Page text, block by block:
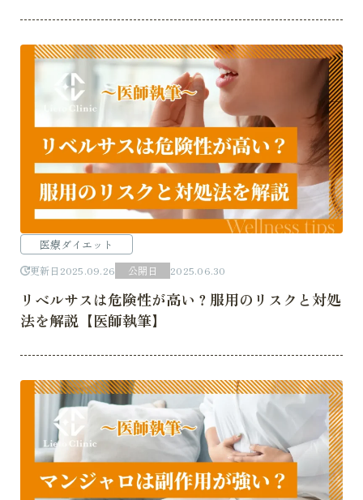
医療ダイエット
更新日 2025.09.26 公開日 2025.06.30
リベルサスは危険性が高い？服用のリスクと対処
法を解説【医師執筆】